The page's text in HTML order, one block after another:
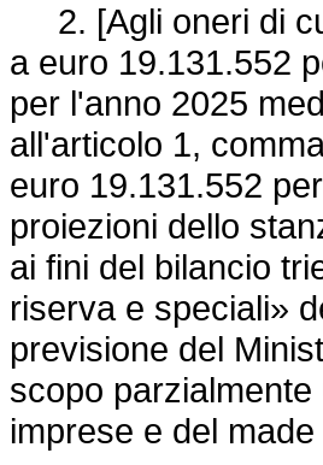
2. [Agli oneri di
a euro 19.131.552
per l'anno 2025
all'articolo 1,
euro 19.131.552
proiezioni dello
ai fini del bilancio
riserva e speciali»
previsione del
scopo
imprese e del made